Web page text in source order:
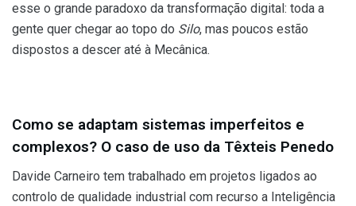
esse o grande paradoxo da transformação digital: toda a
gente quer chegar ao topo do Silo, mas poucos estão
dispostos a descer até à Mecânica.
Como se adaptam sistemas imperfeitos e
complexos? O caso de uso da Têxteis Penedo
Davide Carneiro tem trabalhado em projetos ligados ao
controlo de qualidade industrial com recurso a Inteligência